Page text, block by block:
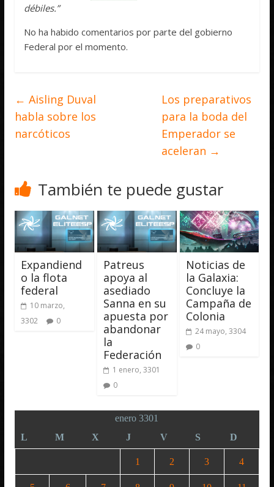
débiles.”
No ha habido comentarios por parte del gobierno
Federal por el momento.
← Aisling Duval
habla sobre los
narcóticos
Los preparativos
para la boda del
Emperador se
aceleran →
También te puede gustar
Expandiend
o la flota
federal
10 marzo,
3302
0
Patreus
apoya al
asediado
Sanna en su
apuesta por
abandonar
la
Federación
1 enero, 3301
0
Noticias de
la Galaxia:
Concluye la
Campaña de
Colonia
24 mayo, 3304
0
enero 3301
L
M X J V S D
1 2 3 4